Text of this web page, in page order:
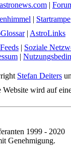
|
| Startrampe
| AstroLinks
| Soziale
|
Stefan Deiters
Website wird auf
1999 - 2020
Genehmigung.